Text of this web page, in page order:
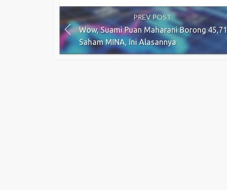
PREV POST
Wow, Suami Puan Maharani Borong 45,71
Saham MINA, Ini Alasannya